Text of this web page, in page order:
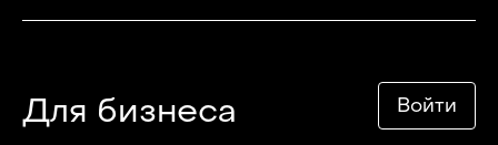
Для бизнеса Войти